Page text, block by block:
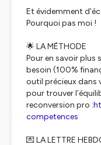
Et évidemment
Pourquoi pas moi !
🌟 LA MÉTHODE
Pour en savoir plus
besoin (100%
outil précieux dans
pour trouver
reconversion pro
competences
💌 LA LETTRE